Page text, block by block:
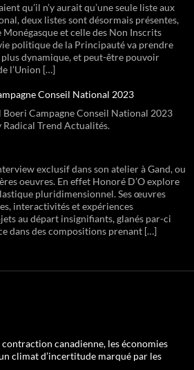
qu’il n’y aurait qu’une seule liste aux
deux listes sont désormais présentes,
et celle des Non Inscrits
politique de la Principauté va prendre
dynamique, et peut-être pouvoir
l’Union […]
Conseil National 2023
Campagne Conseil National 2023
Radical Trend Actualités.
exclusif dans son atelier à Gand, ou
oeuvres. En effet Honoré D’O explore
pluridimensionnel. Ses œuvres
interactivités et expériences
au départ insignifiants, glanés par-ci
dans des compositions prenant […]
canadienne, les économies
climat d’incertitude marqué par les